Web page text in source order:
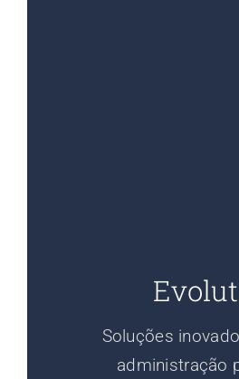
Soluções
administração